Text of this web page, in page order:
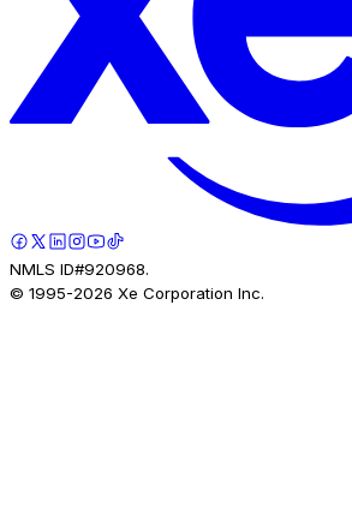
NMLS ID#920968.
© 1995-2026 Xe Corporation Inc.